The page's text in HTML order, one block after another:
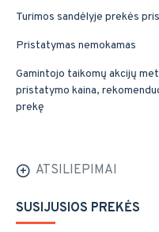
Turimos sandėlyje prekės
Pristatymas nemokamas
Gamintojo taikomų akcijų
pristatymo kaina,
prekę
ATSILIEPIMAI
SUSIJUSIOS PREKĖS